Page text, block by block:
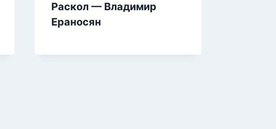
Раскол — Владимир
Ераносян